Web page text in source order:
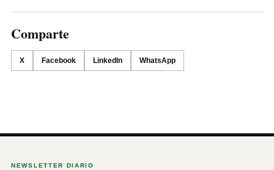
Comparte
X Facebook LinkedIn WhatsApp
NEWSLETTER DIARIO